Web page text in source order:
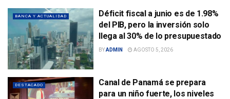
BANCA Y ACTUALIDAD
Déficit fiscal a junio es de 1.98%
del PIB, pero la inversión solo
llega al 30% de lo presupuestado
BYADMIN AGOSTO 5, 2026
DESTACADO
Canal de Panamá se prepara
para un niño fuerte, los niveles